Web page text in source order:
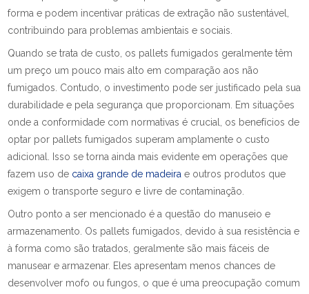
forma e podem incentivar práticas de extração não sustentável,
contribuindo para problemas ambientais e sociais.
Quando se trata de custo, os pallets fumigados geralmente têm
um preço um pouco mais alto em comparação aos não
fumigados. Contudo, o investimento pode ser justificado pela sua
durabilidade e pela segurança que proporcionam. Em situações
onde a conformidade com normativas é crucial, os benefícios de
optar por pallets fumigados superam amplamente o custo
adicional. Isso se torna ainda mais evidente em operações que
fazem uso de caixa grande de madeirae outros produtos que
exigem o transporte seguro e livre de contaminação.
Outro ponto a ser mencionado é a questão do manuseio e
armazenamento. Os pallets fumigados, devido à sua resistência e
à forma como são tratados, geralmente são mais fáceis de
manusear e armazenar. Eles apresentam menos chances de
desenvolver mofo ou fungos, o que é uma preocupação comum